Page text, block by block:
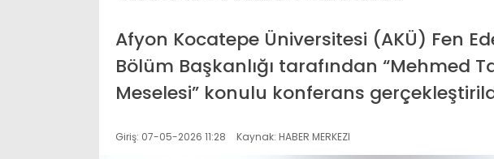
Afyon Kocatepe Üniversitesi (AKÜ) Fen
Bölüm Başkanlığı tarafından “Mehmed
Meselesi” konulu konferans
Giriş: 07-05-2026 11:28 Kaynak: HABER MERKEZI